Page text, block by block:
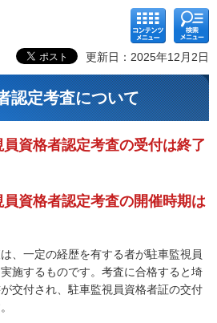
コンテ
ンツメ
ニュー
検索メ
ニュー
更新日：2025年12月2日
認定考査について
資格者認定考査の受付は終了
資格者認定考査の開催時期は
、一定の経歴を有する者が駐車監視員
施するものです。考査に合格すると埼
交付され、駐車監視員資格者証の交付